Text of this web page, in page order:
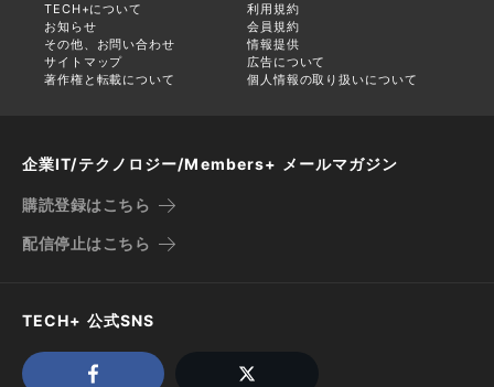
TECH+について
利用規約
お知らせ
会員規約
その他、お問い合わせ
情報提供
サイトマップ
広告について
著作権と転載について
個人情報の取り扱いについて
企業IT/テクノロジー/Members+ メールマガジン
購読登録はこちら
配信停止はこちら
TECH+ 公式SNS